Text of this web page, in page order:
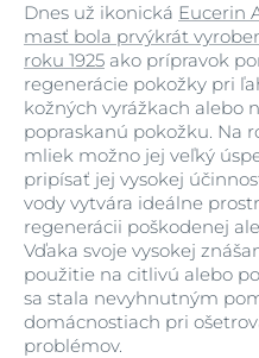
Dnes už ikonická Eucerin
masť bola prvýkrát
roku 1925 ako prípravok
regenerácie pokožky pri
kožných vyrážkach alebo
popraskanú pokožku. Na
mliek možno jej veľký
pripísať jej vysokej
vody vytvára ideálne
regenerácii poškodenej
Vďaka svoje vysokej
použitie na citlivú alebo
sa stala nevyhnutným
domácnostiach pri
problémov.